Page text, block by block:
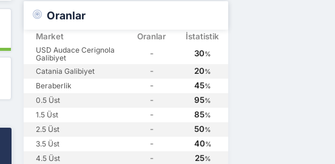
Oranlar
Market Oranlar İstatistik
USD Audace Cerignola
Galibiyet
- 30%
Catania Galibiyet - 20%
Beraberlik - 45%
0.5 Üst - 95%
1.5 Üst - 85%
2.5 Üst - 50%
3.5 Üst - 40%
4.5 Üst - 25%